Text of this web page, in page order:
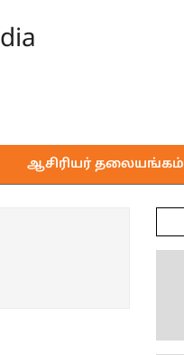
ஆசிரியர் தலையங்கம்